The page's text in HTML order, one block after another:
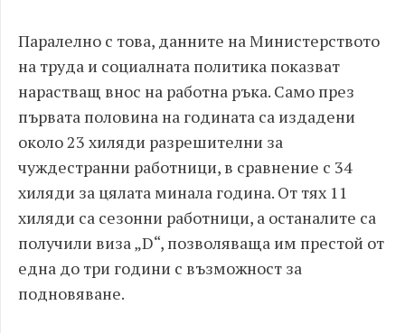
Паралелно с това, данните на Министерството
на труда и социалната политика показват
нарастващ внос на работна ръка. Само през
първата половина на годината са издадени
около 23 хиляди разрешителни за
чуждестранни работници, в сравнение с 34
хиляди за цялата минала година. От тях 11
хиляди са сезонни работници, а останалите са
получили виза „D“, позволяваща им престой от
една до три години с възможност за
подновяване.